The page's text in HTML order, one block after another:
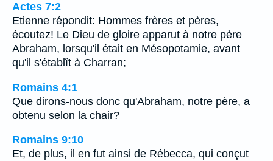
Actes 7:2
Etienne répondit: Hommes frères et pères,
écoutez! Le Dieu de gloire apparut à notre père
Abraham, lorsqu'il était en Mésopotamie, avant
qu'il s'établît à Charran;
Romains 4:1
Que dirons-nous donc qu'Abraham, notre père, a
obtenu selon la chair?
Romains 9:10
Et, de plus, il en fut ainsi de Rébecca, qui conçut